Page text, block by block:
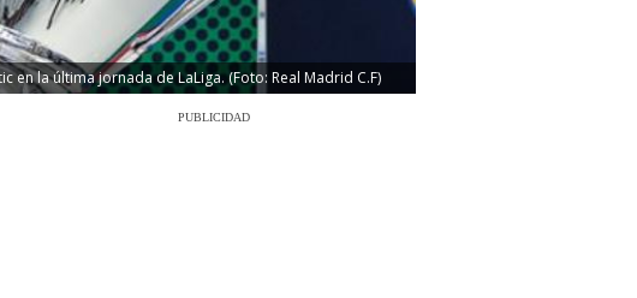
la última jornada de LaLiga. (Foto: Real Madrid C.F)
PUBLICIDAD